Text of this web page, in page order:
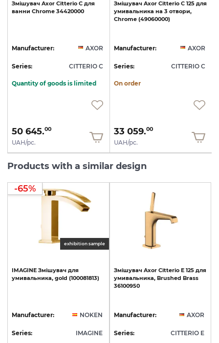
Змішувач Axor Citterio C для
ванни Chrome 34420000
Manufacturer: AXOR
Series: CITTERIO C
Quantity of goods is limited
50 645.00
UAH/pc.
Змішувач Axor Citterio C 125 для
умивальника на 3 отвори,
Chrome (49060000)
Manufacturer: AXOR
Series: CITTERIO C
On order
33 059.00
UAH/pc.
Products with a similar design
exhibition sample
-65%
IMAGINE Змішувач для
умивальника, gold (100081813)
Manufacturer: NOKEN
Series: IMAGINE
Змішувач Axor Citterio E 125 для
умивальника, Brushed Brass
36100950
Manufacturer: AXOR
Series: CITTERIO E